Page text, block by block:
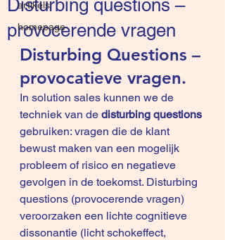
artikels
homepage
Disturbing questions –
provocerende vragen
Disturbing Questions –
provocatieve vragen.
In solution sales kunnen we de
techniek van de disturbing questions
gebruiken: vragen die de klant
bewust maken van een mogelijk
probleem of risico en negatieve
gevolgen in de toekomst. Disturbing
questions (provocerende vragen)
veroorzaken een lichte cognitieve
dissonantie (licht schokeffect,